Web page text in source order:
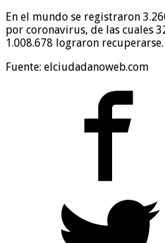
En el mundo se registraron
por coronavirus, de las cuales
1.008.678 lograron recuperarse.
Fuente: elciudadanoweb.com